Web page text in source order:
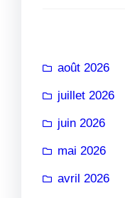
août 2026
juillet 2026
juin 2026
mai 2026
avril 2026